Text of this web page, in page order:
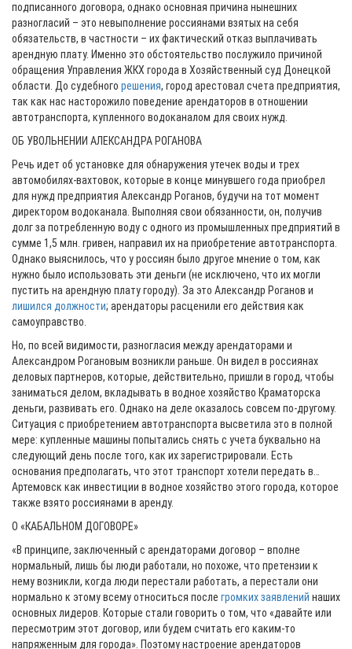
подписанного договора, однако основная причина нынешних
разногласий – это невыполнение россиянами взятых на себя
обязательств, в частности – их фактический отказ выплачивать
арендную плату. Именно это обстоятельство послужило причиной
обращения Управления ЖКХ города в Хозяйственный суд Донецкой
области. До судебного решения, город арестовал счета предприятия,
так как нас насторожило поведение арендаторов в отношении
автотранспорта, купленного водоканалом для своих нужд.
ОБ УВОЛЬНЕНИИ АЛЕКСАНДРА РОГАНОВА
Речь идет об установке для обнаружения утечек воды и трех
автомобилях-вахтовок, которые в конце минувшего года приобрел
для нужд предприятия Александр Роганов, будучи на тот момент
директором водоканала. Выполняя свои обязанности, он, получив
долг за потребленную воду с одного из промышленных предприятий в
сумме 1,5 млн. гривен, направил их на приобретение автотранспорта.
Однако выяснилось, что у россиян было другое мнение о том, как
нужно было использовать эти деньги (не исключено, что их могли
пустить на арендную плату городу). За это Александр Роганов и
лишился должности; арендаторы расценили его действия как
самоуправство.
Но, по всей видимости, разногласия между арендаторами и
Александром Рогановым возникли раньше. Он видел в россиянах
деловых партнеров, которые, действительно, пришли в город, чтобы
заниматься делом, вкладывать в водное хозяйство Краматорска
деньги, развивать его. Однако на деле оказалось совсем по-другому.
Ситуация с приобретением автотранспорта высветила это в полной
мере: купленные машины попытались снять с учета буквально на
следующий день после того, как их зарегистрировали. Есть
основания предполагать, что этот транспорт хотели передать в…
Артемовск как инвестиции в водное хозяйство этого города, которое
также взято россиянами в аренду.
О «КАБАЛЬНОМ ДОГОВОРЕ»
«В принципе, заключенный с арендаторами договор – вполне
нормальный, лишь бы люди работали, но похоже, что претензии к
нему возникли, когда люди перестали работать, а перестали они
нормально к этому всему относиться после громких заявлений наших
основных лидеров. Которые стали говорить о том, что «давайте или
пересмотрим этот договор, или будем считать его каким-то
напряженным для города». Поэтому настроение арендаторов